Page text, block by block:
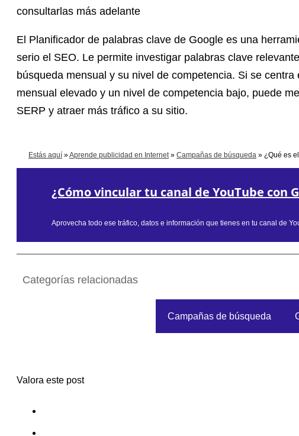
consultarlas más adelante
El Planificador de palabras clave de Google es una
serio el SEO. Le permite investigar palabras clave
búsqueda mensual y su nivel de competencia. Si se
mensual elevado y un nivel de competencia bajo, puede
SERP y atraer más tráfico a su sitio.
Estás aquí »Aprende publicidad en Internet» Campañas de búsqueda » ¿Qué es
¿Cómo vincular tu canal de YouTube con
Aprovecha todo ese tráfico, datos e información que tienes en tu canal de
Categorías relacionadas
Campañas de búsqueda
Valora este post